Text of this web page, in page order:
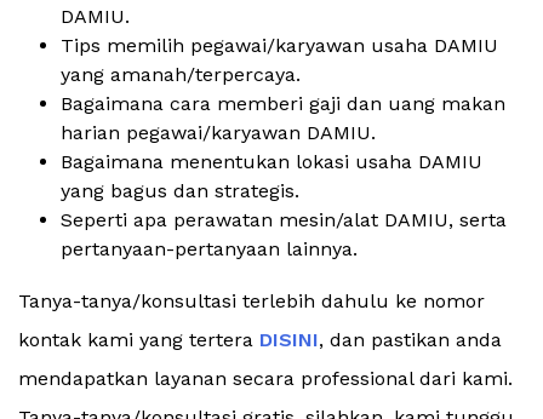
DAMIU.
Tips memilih pegawai/karyawan usaha DAMIU
yang amanah/terpercaya.
Bagaimana cara memberi gaji dan uang makan
harian pegawai/karyawan DAMIU.
Bagaimana menentukan lokasi usaha DAMIU
yang bagus dan strategis.
Seperti apa perawatan mesin/alat DAMIU, serta
pertanyaan-pertanyaan lainnya.
Tanya-tanya/konsultasi terlebih dahulu ke nomor
kontak kami yang tertera DISINI, dan pastikan anda
mendapatkan layanan secara professional dari kami.